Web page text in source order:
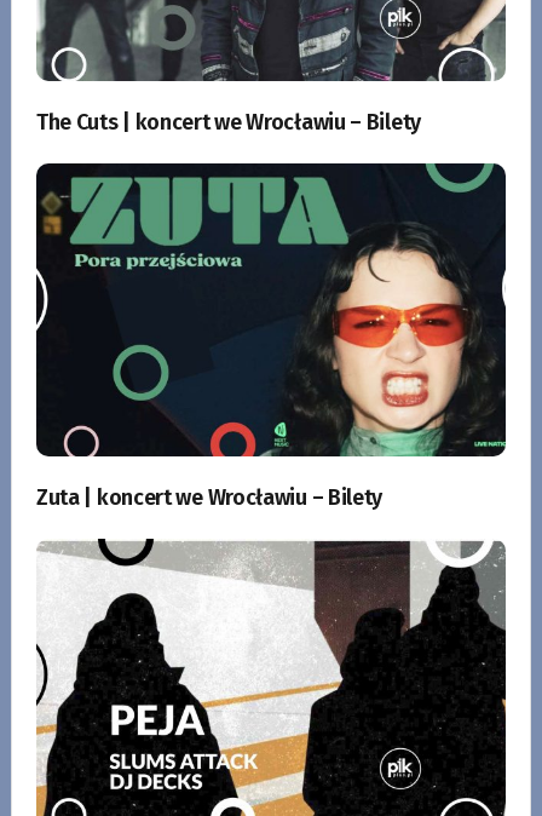
The Cuts | koncert we Wrocławiu – Bilety
Zuta | koncert we Wrocławiu – Bilety